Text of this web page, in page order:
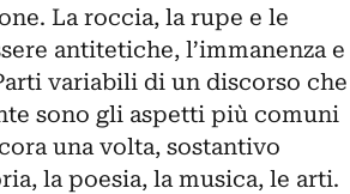
La roccia, la rupe e le
antitetiche, l’immanenza e
variabili di un discorso che
sono gli aspetti più comuni
una volta, sostantivo
la poesia, la musica, le arti.